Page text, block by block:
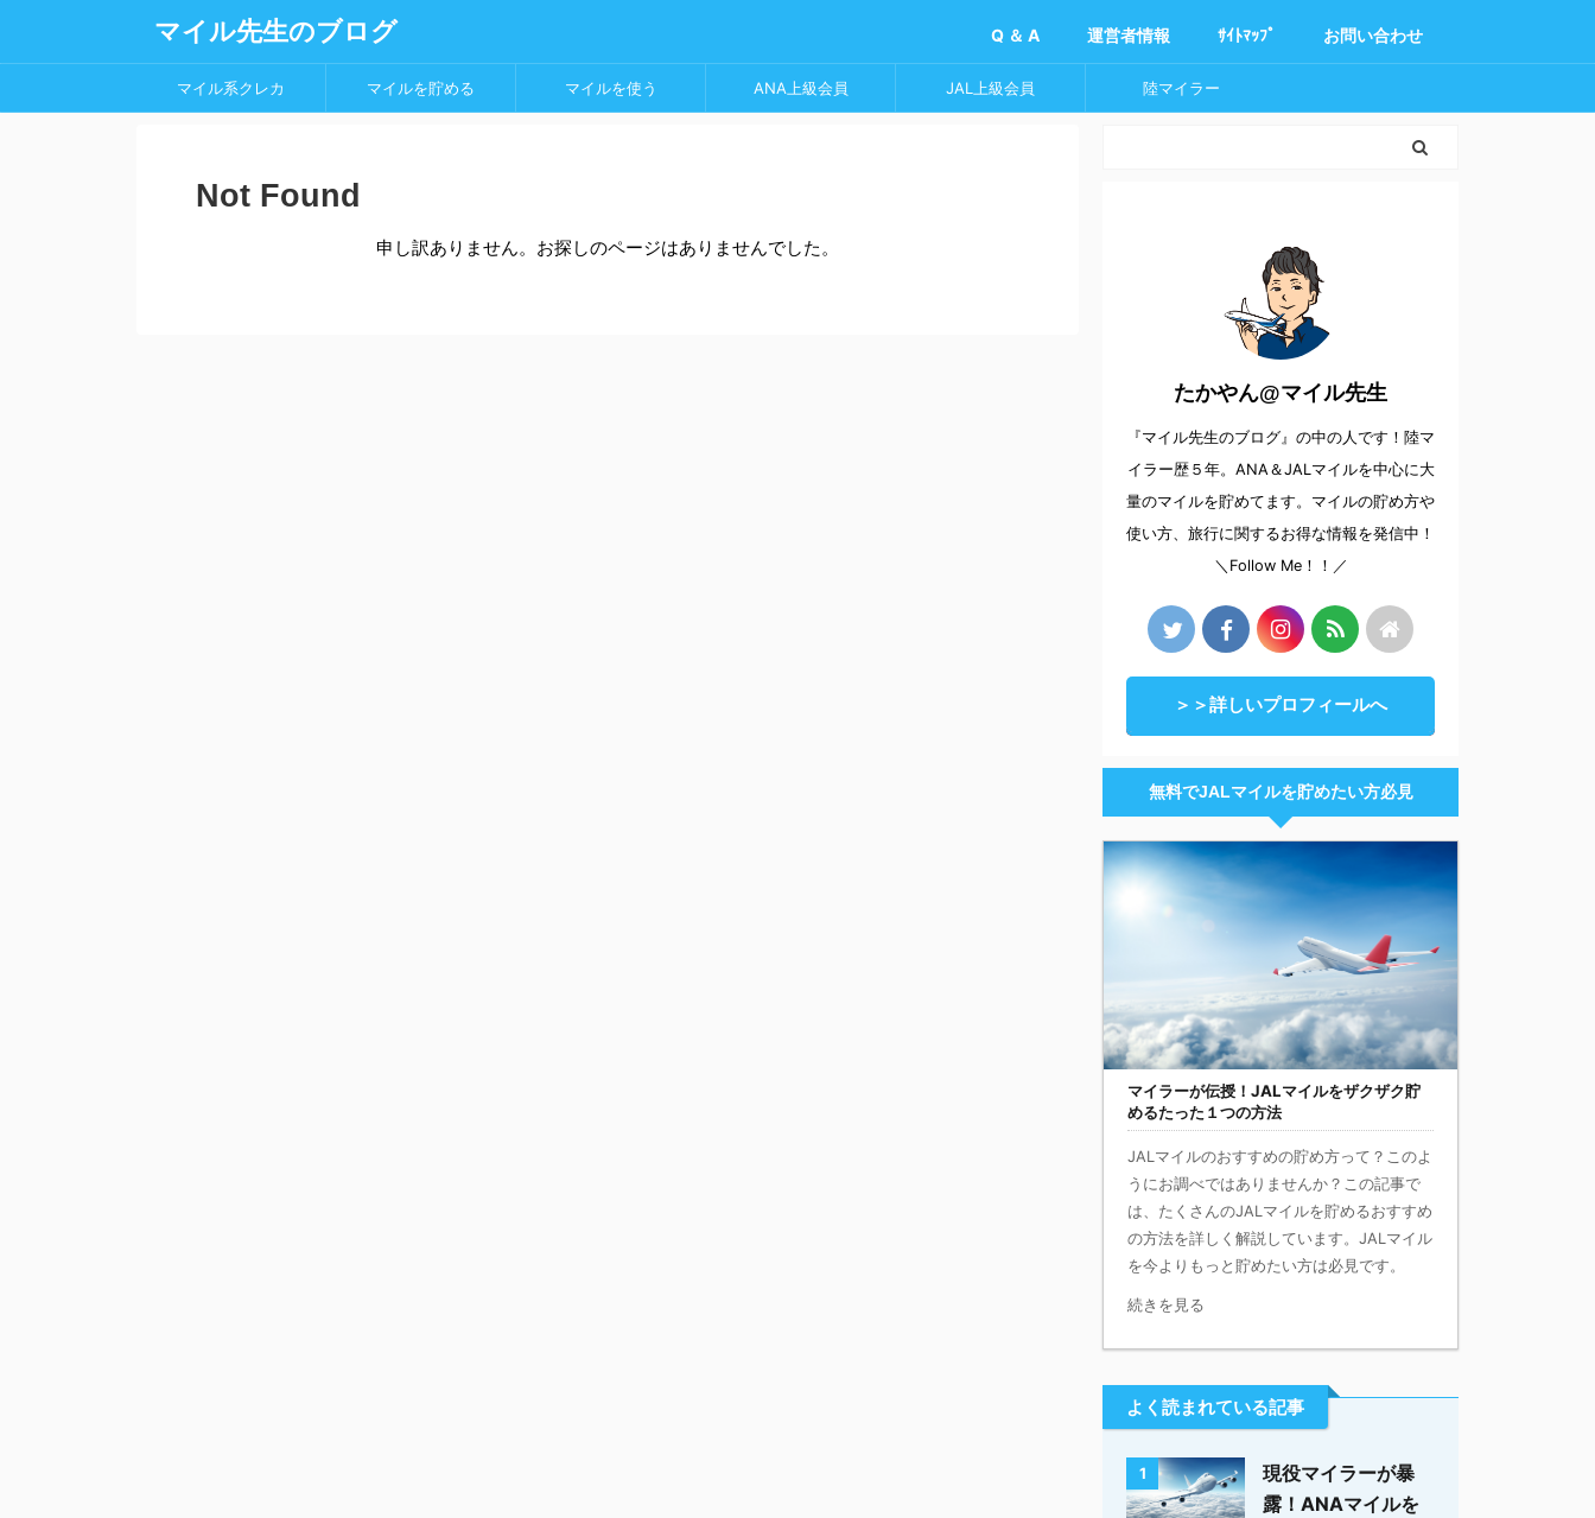
マイル先生のブログ Q ＆ A 運営者情報 ｻｲﾄﾏｯﾌﾟ お問い合わせ
マイル系クレカ マイルを貯める マイルを使う ANA上級会員 JAL上級会員 陸マイラー
Not Found
申し訳ありません。お探しのページはありませんでした。
たかやん@マイル先生
『マイル先生のブログ』の中の人です！陸マ
イラー歴５年。ANA＆JALマイルを中心に大
量のマイルを貯めてます。マイルの貯め方や
使い方、旅行に関するお得な情報を発信中！
＼Follow Me！！／
＞＞詳しいプロフィールへ
無料でJALマイルを貯めたい方必見
マイラーが伝授！JALマイルをザクザク貯
めるたった１つの方法
JALマイルのおすすめの貯め方って？このよ
うにお調べではありませんか？この記事で
は、たくさんのJALマイルを貯めるおすすめ
の方法を詳しく解説しています。JALマイル
を今よりもっと貯めたい方は必見です。
続きを見る
よく読まれている記事
1
現役マイラーが暴
露！ANAマイルを